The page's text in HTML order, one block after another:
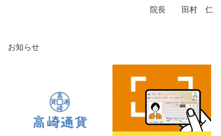
院長 田村 仁
お知らせ